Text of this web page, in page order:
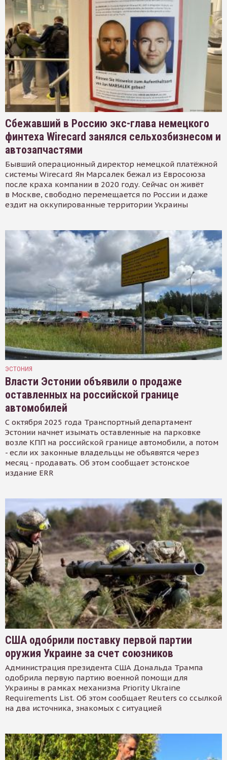
Сбежавший в Россию экс-глава немецкого
финтеха Wirecard занялся сельхозбизнесом и
автозапчастями
Бывший операционный директор немецкой платёжной
системы Wirecard Ян Марсалек бежал из Евросоюза
после краха компании в 2020 году. Сейчас он живёт
в Москве, свободно перемещается по России и даже
ездит на оккупированные территории Украины
ЭСТОНИЯ
Власти Эстонии объявили о продаже
оставленных на российской границе
автомобилей
С октября 2025 года Транспортный департамент
Эстонии начнет изымать оставленные на парковке
возле КПП на российской границе автомобили, а потом
- если их законные владельцы не объявятся через
месяц - продавать. Об этом сообщает эстонское
издание ERR
США одобрили поставку первой партии
оружия Украине за счет союзников
Администрация президента США Дональда Трампа
одобрила первую партию военной помощи для
Украины в рамках механизма Priority Ukraine
Requirements List. Об этом сообщает Reuters со ссылкой
на два источника, знакомых с ситуацией